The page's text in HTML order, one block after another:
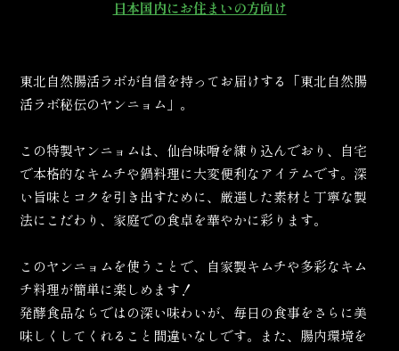
日本国内にお住まいの方向け
東北自然腸活ラボが自信を持ってお届けする「東北自然腸
活ラボ秘伝のヤンニョム」。
この特製ヤンニョムは、仙台味噌を練り込んでおり、自宅
で本格的なキムチや鍋料理に大変便利なアイテムです。深
い旨味とコクを引き出すために、厳選した素材と丁寧な製
法にこだわり、家庭での食卓を華やかに彩ります。
このヤンニョムを使うことで、自家製キムチや多彩なキム
チ料理が簡単に楽しめます！
発酵食品ならではの深い味わいが、毎日の食事をさらに美
味しくしてくれること間違いなしです。また、腸内環境を